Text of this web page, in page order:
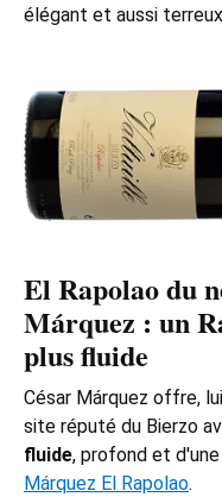
élégant et aussi
El Rapolao du
Márquez : un
plus fluide
César Márquez offre,
site réputé du Bierzo
fluide, profond et
Márquez El Rapolao.